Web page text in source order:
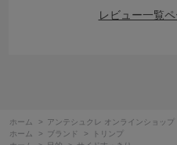
レビュー一覧
ホーム > アンテシュクレ オンラインショップ
ホーム
> ブランド >
トリンプ